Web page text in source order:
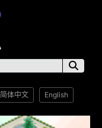
简体中文 English